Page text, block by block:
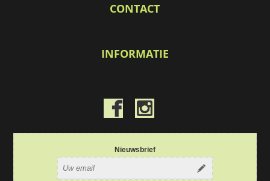
CONTACT
INFORMATIE
Nieuwsbrief